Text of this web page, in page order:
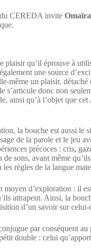
CEREDA invite
plaisir qu’il éprouve à
une source
même un plaisir,
s’articule donc non
ainsi qu’à l’objet que
la bouche est aussi le
de la parole et le jeu
précoces : cris,
sons, avant même
règles de la langue
moyen d’exploration : il
attrapent. Ainsi, la
d’un savoir sur celui-
par conséquent
double : celui